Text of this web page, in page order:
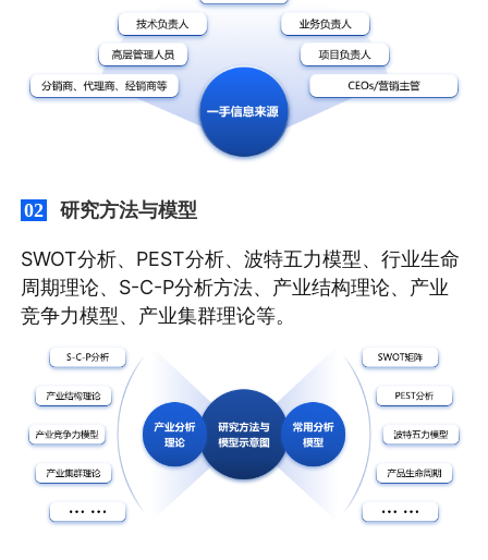
02 研究方法与模型
SWOT分析、PEST分析、波特五力模型、行业生命
周期理论、S-C-P分析方法、产业结构理论、产业
竞争力模型、产业集群理论等。